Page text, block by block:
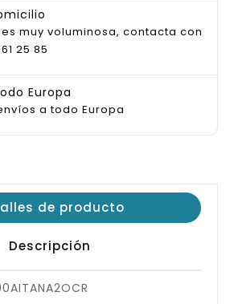
muy voluminosa, contacta con
25 85
Europa
a todo Europa
de producto
Descripción